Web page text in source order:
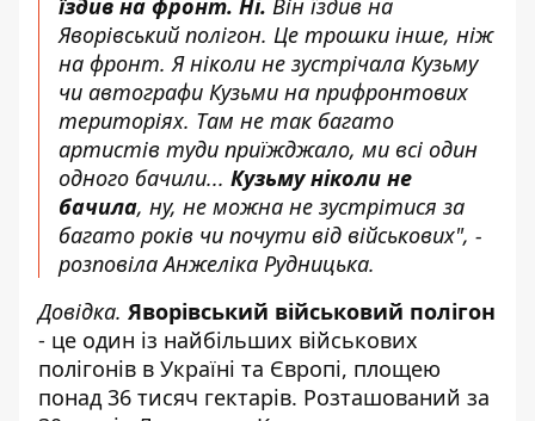
їздив на фронт. Ні. Він їздив на
Яворівський полігон. Це трошки інше, ніж
на фронт. Я ніколи не зустрічала Кузьму
чи автографи Кузьми на прифронтових
територіях. Там не так багато
артистів туди приїжджало, ми всі один
одного бачили... Кузьму ніколи не
бачила, ну, не можна не зустрітися за
багато років чи почути від військових", -
розповіла Анжеліка Рудницька.
Довідка. Яворівський військовий полігон
- це один із найбільших військових
полігонів в Україні та Європі, площею
понад 36 тисяч гектарів. Розташований за